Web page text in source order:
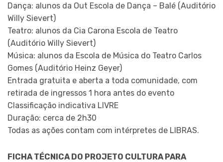
Dança: alunos da Out Escola de Dança – Balé (Auditório
Willy Sievert)
Teatro: alunos da Cia Carona Escola de Teatro
(Auditório Willy Sievert)
Música: alunos da Escola de Música do Teatro Carlos
Gomes (Auditório Heinz Geyer)
Entrada gratuita e aberta a toda comunidade, com
retirada de ingressos 1 hora antes do evento
Classificação indicativa LIVRE
Duração: cerca de 2h30
Todas as ações contam com intérpretes de LIBRAS.
FICHA TÉCNICA DO PROJETO CULTURA PARA